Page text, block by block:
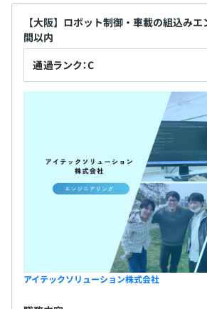
【大阪】ロボット制御・車載の組込み
間以内
通過ランク：C
アイテックソリューション株式会社